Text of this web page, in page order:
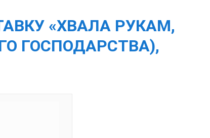
«ХВАЛА РУКАМ,
ГОСПОДАРСТВА),